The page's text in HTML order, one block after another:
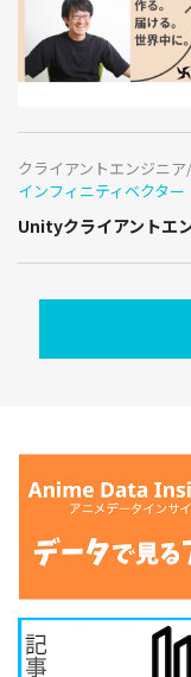
クライアントエンジニ
インフィニティベクター
Unityクライアントエ